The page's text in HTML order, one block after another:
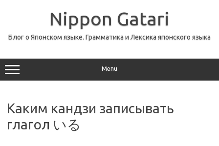
Nippon Gatari
Блог о Японском языке. Грамматика и Лексика японского языка
Menu
Каким кандзи записывать
глагол いる